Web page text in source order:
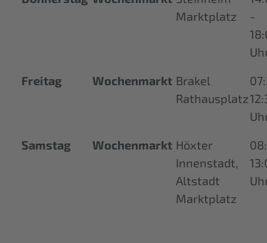
Marktplatz
-
Freitag
Wochenmarkt Brakel
Rathausplatz
Samstag
Wochenmarkt Höxter
Innenstadt,
Altstadt
Marktplatz